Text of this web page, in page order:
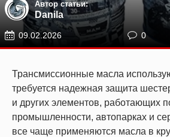
Автор статьи:
Danila
09.02.2026 0
Трансмиссионные масла
требуется надежная защита
и других элементов, работающих
промышленности, автопарках и
все чаще применяются масла в